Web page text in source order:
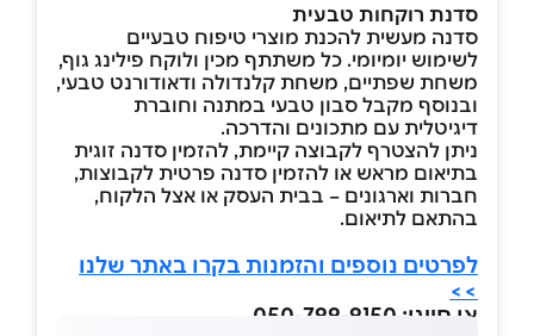
סדנת רוקחות טבעית
סדנה מעשית להכנת מוצרי טיפוח טבעיים
לשימוש יומיומי. כל משתתף מכין ולוקח פילינג גוף,
משחת שפתיים, משחת קלנדולה ודאודורנט טבעי,
ובנוסף מקבל סבון טבעי במתנה וחוברת
דיגיטלית עם מתכונים והדרכה.
ניתן להצטרף לקבוצה קיימת, להזמין סדנה זוגית
בתיאום מראש או להזמין סדנה פרטית לקבוצות,
חברות וארגונים – בבית העסק או אצל הלקוח,
בהתאם לתיאום.
לפרטים נוספים והזמנות בקרו באתר שלנו
>>
או חייגו: 050-799-9150